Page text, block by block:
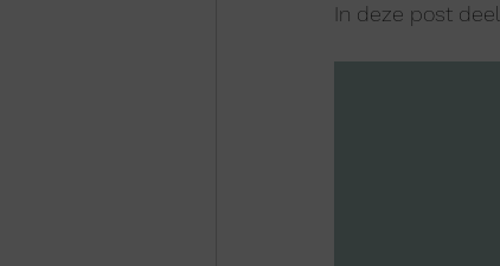
In deze post